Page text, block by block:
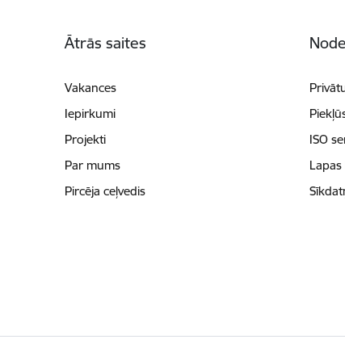
Ātrās saites
Vakances
Iepirkumi
Projekti
Par mums
Pircēja ceļvedis
ISO